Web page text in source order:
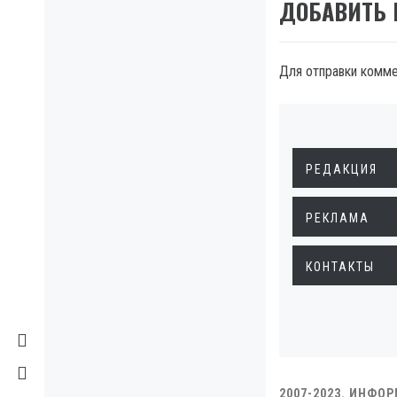
ДОБАВИТЬ
Для отправки
РЕДАКЦИЯ
РЕКЛАМА
КОНТАКТЫ
2007-2023.